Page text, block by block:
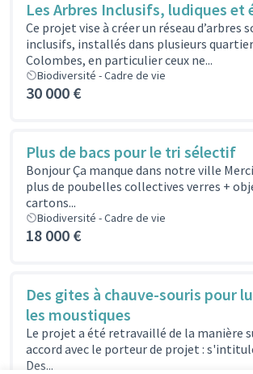
Les Arbres Inclusifs, ludiques et
Ce projet vise à créer un réseau d’arbres
inclusifs, installés dans plusieurs
Colombes, en particulier ceux ne...
Biodiversité - Cadre de vie
30 000 €
Plus de bacs pour le tri sélectif
Bonjour Ça manque dans notre ville
plus de poubelles collectives verres +
cartons...
Biodiversité - Cadre de vie
18 000 €
Des gites à chauve-souris pour
les moustiques
Le projet a été retravaillé de la manière
accord avec le porteur de projet :
Des...